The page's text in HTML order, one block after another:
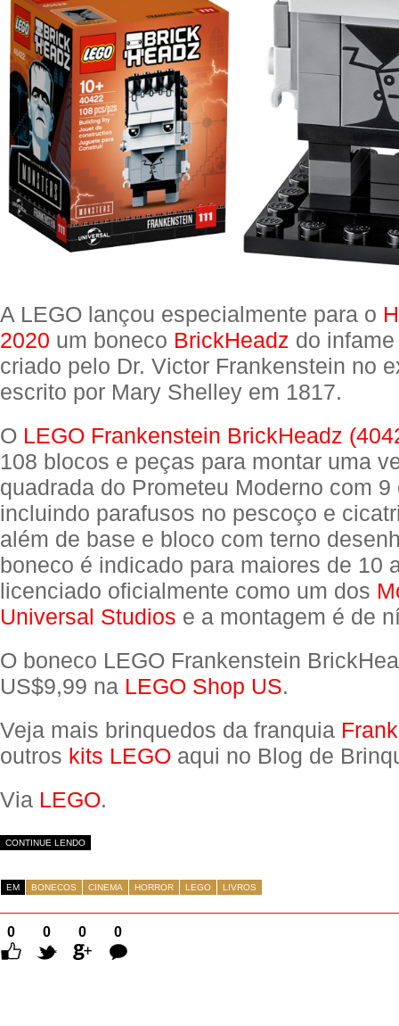
A LEGO lançou especialmente para o
2020 um boneco BrickHeadz do
criado pelo Dr. Victor Frankenstein no
escrito por Mary Shelley em 1817.
O LEGO Frankenstein BrickHeadz
108 blocos e peças para montar uma
quadrada do Prometeu Moderno com
incluindo parafusos no pescoço e
além de base e bloco com terno
boneco é indicado para maiores de 10
licenciado oficialmente como um dos
Universal Studios e a montagem é de
O boneco LEGO Frankenstein
US$9,99 na LEGO Shop US.
Veja mais brinquedos da franquia
outros kits LEGO aqui no Blog de
Via LEGO.
CONTINUE LENDO
EM BONECOS CINEMA HORROR LEGO LIVROS
0 0 0
0
Comentários